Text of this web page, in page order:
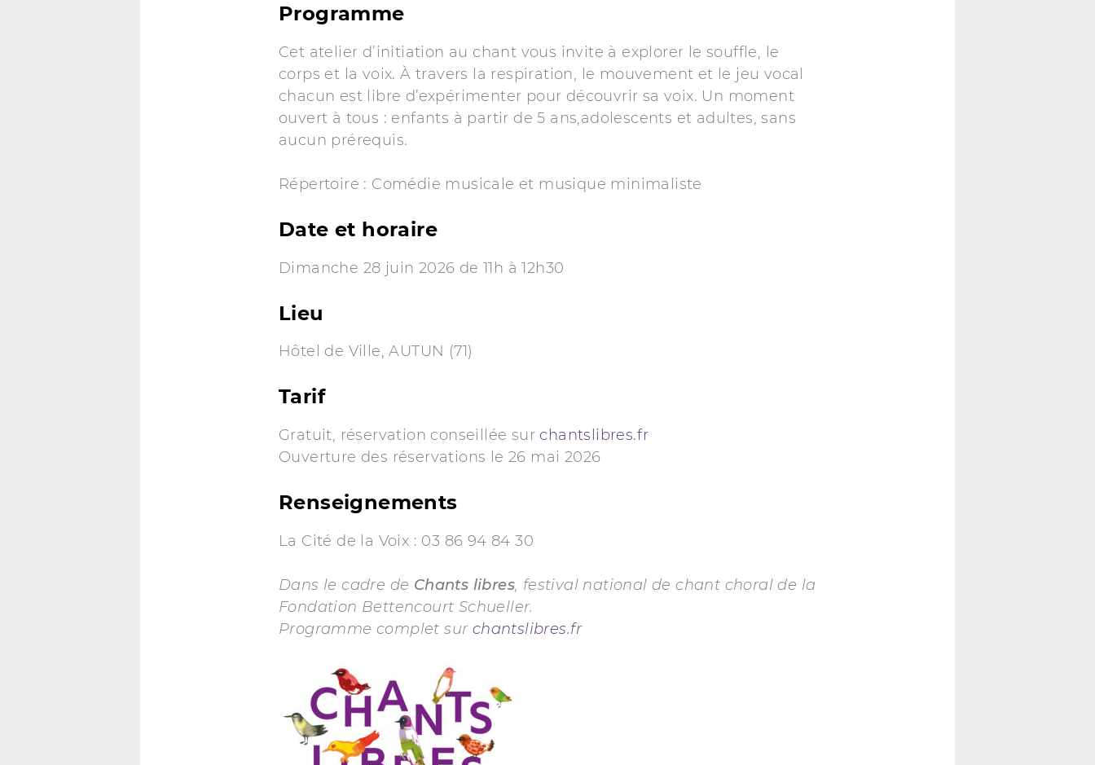
Programme
Cet atelier d’initiation au chant vous invite à explorer le souffle, le
corps et la voix. À travers la respiration, le mouvement et le jeu vocal
chacun est libre d’expérimenter pour découvrir sa voix. Un moment
ouvert à tous : enfants à partir de 5 ans,adolescents et adultes, sans
aucun prérequis.
Répertoire : Comédie musicale et musique minimaliste
Date et horaire
Dimanche 28 juin 2026 de 11h à 12h30
Lieu
Hôtel de Ville, AUTUN (71)
Tarif
Gratuit, réservation conseillée sur chantslibres.fr
Ouverture des réservations le 26 mai 2026
Renseignements
La Cité de la Voix : 03 86 94 84 30
Dans le cadre de Chants libres, festival national de chant choral de la
Fondation Bettencourt Schueller.
Programme complet sur chantslibres.fr